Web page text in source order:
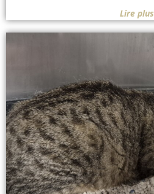
Lire plus